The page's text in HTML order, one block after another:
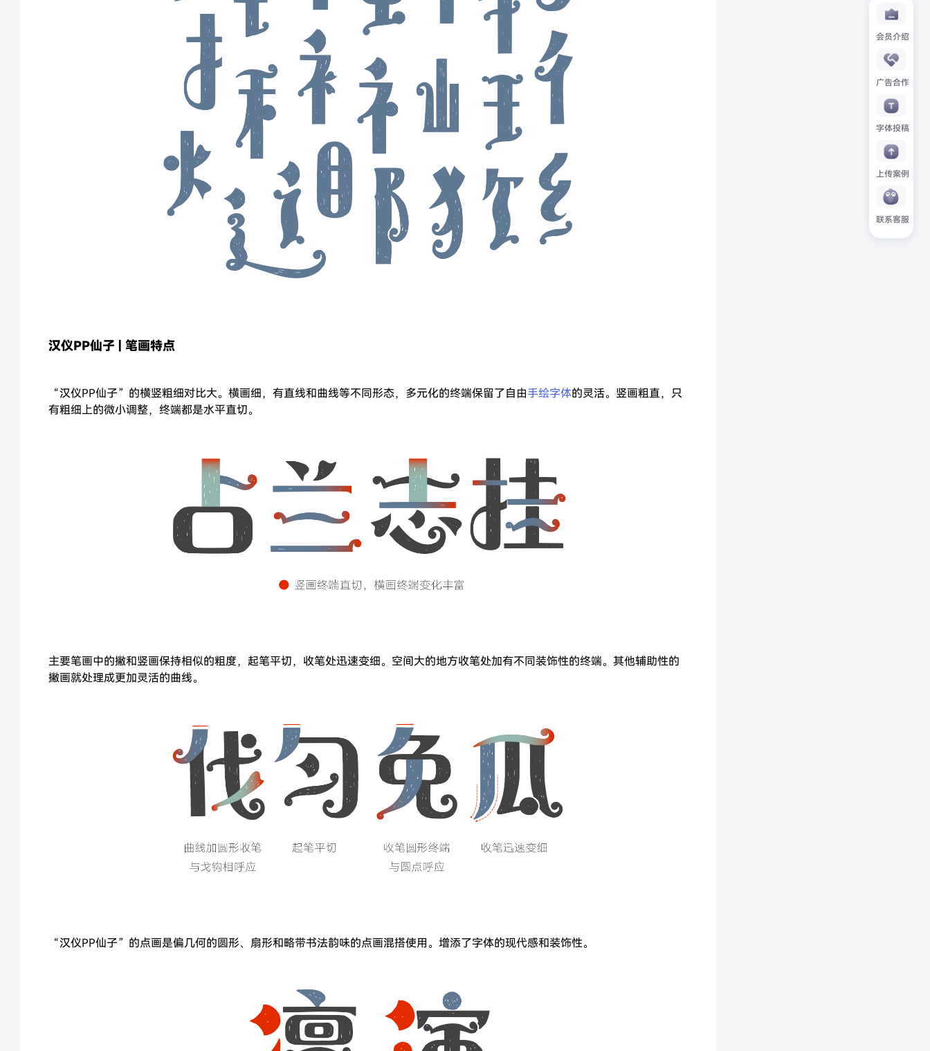
会员介绍
广告合作
字体投稿
上传案例
联系客服
汉仪PP仙子 | 笔画特点
“汉仪PP仙子”的横竖粗细对比大。横画细，有直线和曲线等不同形态，多元化的终端保留了自由手绘字体的灵活。竖画粗直，只
有粗细上的微小调整，终端都是水平直切。
主要笔画中的撇和竖画保持相似的粗度，起笔平切，收笔处迅速变细。空间大的地方收笔处加有不同装饰性的终端。其他辅助性的
撇画就处理成更加灵活的曲线。
“汉仪PP仙子”的点画是偏几何的圆形、扇形和略带书法韵味的点画混搭使用。增添了字体的现代感和装饰性。